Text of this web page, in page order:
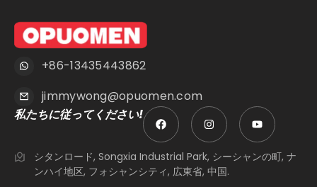
+86-13435443862
jimmywong@opuomen.com
私たちに従ってください!
シタンロード, Songxia Industrial Park, シーシャンの町, ナ
ンハイ地区, フォシャンシティ, 広東省, 中国.